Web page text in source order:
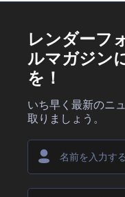
レンダーフ
ルマガジン
を！
いち早く最新のニ
取りましょう。